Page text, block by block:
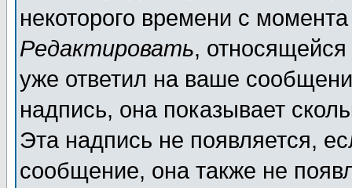
некоторого времени с
Редактировать,
уже ответил на ваше
надпись, она показывает
Эта надпись не появляется,
сообщение, она также не